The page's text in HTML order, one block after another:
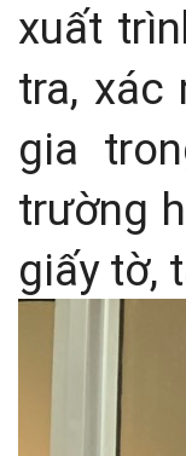
xuất
tra, xác
gia
trường
giấy tờ,